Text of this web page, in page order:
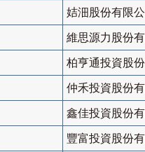
姞沺股份有限公
維思源力股份
柏亨通投資股
仲禾投資股份
鑫佳投資股份
豐富投資股份